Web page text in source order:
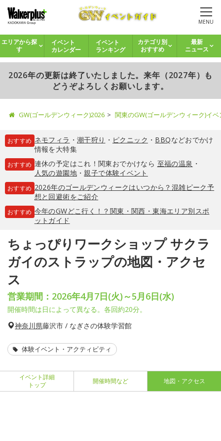
MENU
エリアから探
す
イベント
カレンダー
イベント
ランキング
カテゴリ別
おすすめ
最新
ニュース
2026年の更新は終了いたしました。来年（2027年）も
どうぞよろしくお願いします。
GW(ゴールデンウィーク)2026 関東のGW(ゴールデンウィーク)イ
おすすめ ネモフィラ ・ 潮干狩り ・ ピクニック ・ BBQなどおでかけ
情報を大特集
おすすめ 連休の予定はこれ！関東おでかけなら 至福の温泉 ・
人気の遊園地・親子で体験イベント
おすすめ 2026年のゴールデンウィークはいつから？混雑ピーク予
想と回避術をご紹介
おすすめ 今年のGWどこ行く！？関東・関西・東海エリア別スポ
ットガイド
ちょっぴりワークショップ サクラ
ガイのストラップの地図・アクセ
ス
営業期間：2026年4月7日(火)～5月6日(水)
開催時間は日によって異なる。各回約20分。
神奈川県藤沢市 / なぎさの体験学習館
体験イベント・アクティビティ
イベント詳細
トップ
開催時間など 地図・アクセス